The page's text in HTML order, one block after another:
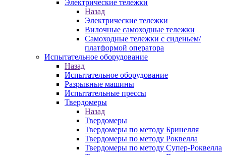
Электрические тележки
Назад
Электрические тележки
Вилочные самоходные тележки
Самоходные тележки с сиденьем/
платформой оператора
Испытательное оборудование
Назад
Испытательное оборудование
Разрывные машины
Испытательные прессы
Твердомеры
Назад
Твердомеры
Твердомеры по методу Бринелля
Твердомеры по методу Роквелла
Твердомеры по методу Супер-Роквелла